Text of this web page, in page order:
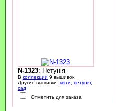
N-1323: Петунія
В коллекции 9 вышивок.
Другие вышивки: квіти петунія,
сад
Отметить для заказа